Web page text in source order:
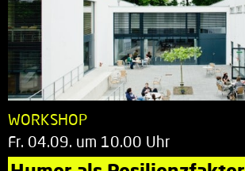
WORKSHOP
Fr. 04.09. um 10.00 Uhr